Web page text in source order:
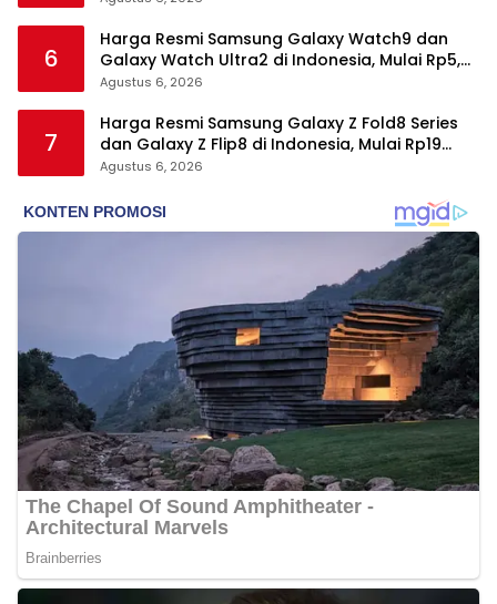
6
Harga Resmi Samsung Galaxy Watch9 dan
Galaxy Watch Ultra2 di Indonesia, Mulai Rp5,9
Jutaan
Agustus 6, 2026
7
Harga Resmi Samsung Galaxy Z Fold8 Series
dan Galaxy Z Flip8 di Indonesia, Mulai Rp19
Jutaan
Agustus 6, 2026